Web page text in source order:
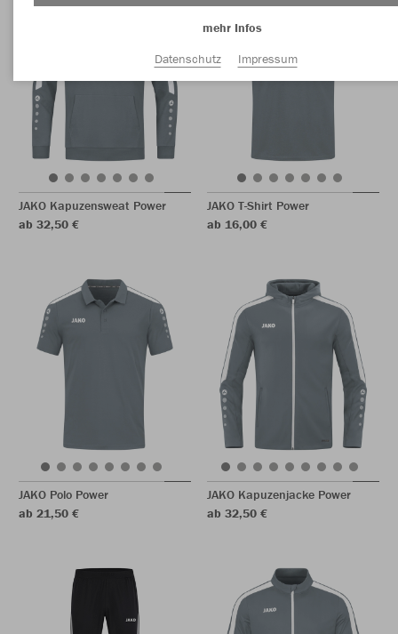
JAKO Kapuzensweat Power
ab 32,50 €
JAKO T-Shirt Power
ab 16,00 €
JAKO Polo Power
ab 21,50 €
JAKO Kapuzenjacke Power
ab 32,50 €
mehr Infos
Datenschutz
Impressum